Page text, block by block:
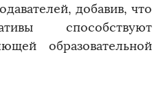
добавив, что
способствуют
образовательной